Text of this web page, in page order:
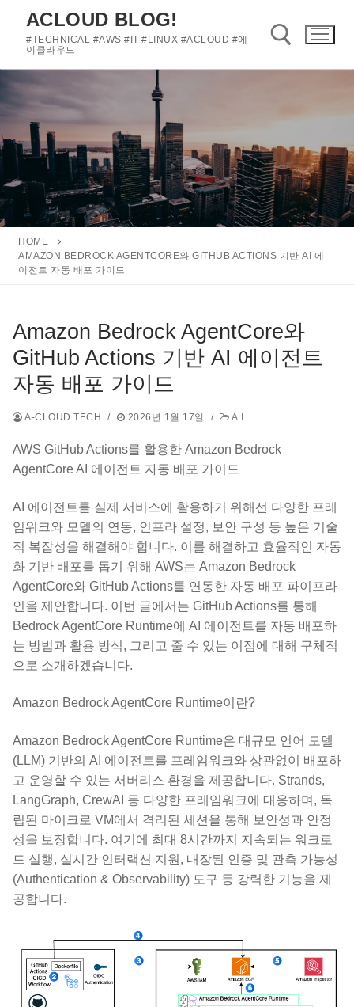
로
로
기
ACLOUD BLOG!
#TECHNICAL #AWS #IT #LINUX #ACLOUD #에
이클라우드
HOME
AMAZON BEDROCK AGENTCORE와 GITHUB ACTIONS 기반 AI 에
이전트 자동 배포 가이드
Amazon Bedrock AgentCore와
GitHub Actions 기반 AI 에이전트
자동 배포 가이드
A-CLOUD TECH / 2026년 1월 17일 / A.I.
AWS GitHub Actions를 활용한 Amazon Bedrock
AgentCore AI 에이전트 자동 배포 가이드
AI 에이전트를 실제 서비스에 활용하기 위해선 다양한 프레
임워크와 모델의 연동, 인프라 설정, 보안 구성 등 높은 기술
적 복잡성을 해결해야 합니다. 이를 해결하고 효율적인 자동
화 기반 배포를 돕기 위해 AWS는 Amazon Bedrock
AgentCore와 GitHub Actions를 연동한 자동 배포 파이프라
인을 제안합니다. 이번 글에서는 GitHub Actions를 통해
Bedrock AgentCore Runtime에 AI 에이전트를 자동 배포하
는 방법과 활용 방식, 그리고 줄 수 있는 이점에 대해 구체적
으로 소개하겠습니다.
Amazon Bedrock AgentCore Runtime이란?
Amazon Bedrock AgentCore Runtime은 대규모 언어 모델
(LLM) 기반의 AI 에이전트를 프레임워크와 상관없이 배포하
고 운영할 수 있는 서버리스 환경을 제공합니다. Strands,
LangGraph, CrewAI 등 다양한 프레임워크에 대응하며, 독
립된 마이크로 VM에서 격리된 세션을 통해 보안성과 안정
성을 보장합니다. 여기에 최대 8시간까지 지속되는 워크로
드 실행, 실시간 인터랙션 지원, 내장된 인증 및 관측 가능성
(Authentication & Observability) 도구 등 강력한 기능을 제
공합니다.